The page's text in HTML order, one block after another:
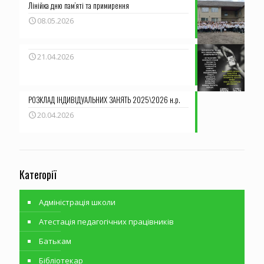
Лінійка дню пам’яті та примирення
08.05.2026
21.04.2026
РОЗКЛАД ІНДИВІДУАЛЬНИХ ЗАНЯТЬ 2025\2026 н.р.
20.04.2026
Категорії
Адміністрація школи
Атестація педагогічних працівників
Батькам
Бібліотекар